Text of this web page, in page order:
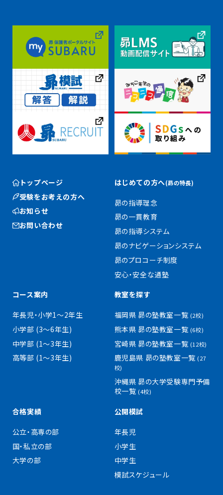
トップページ
受験をお考えの方へ
お知らせ
お問い合わせ
はじめての方へ(昴の特長)
昴の指導理念
昴の一貫教育
昴の指導システム
昴のナビゲーションシステム
昴のプロコーチ制度
安心・安全な通塾
コース案内
年長児・小学1〜2年生
小学部 (3〜6年生)
中学部 (1〜3年生)
高等部 (1〜3年生)
教室を探す
福岡県 昴の塾教室一覧 (2校)
熊本県 昴の塾教室一覧 (6校)
宮崎県 昴の塾教室一覧 (12校)
鹿児島県 昴の塾教室一覧(27
校)
沖縄県 昴の大学受験専門予備
校一覧 (4校)
合格実績
公立・高専の部
国・私立の部
大学の部
公開模試
年長児
小学生
中学生
模試スケジュール